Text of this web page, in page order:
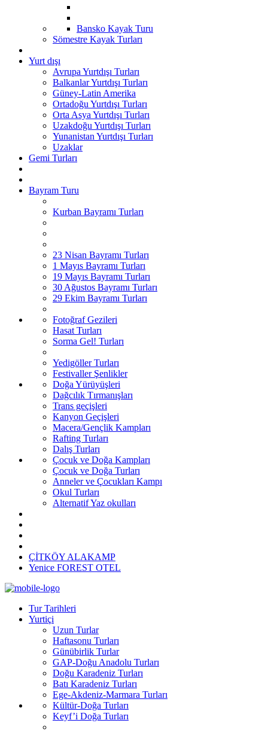
Bansko Kayak Turu
Sömestre Kayak Turları
Yurt dışı
Avrupa Yurtdışı Turları
Balkanlar Yurtdışı Turları
Güney-Latin Amerika
Ortadoğu Yurtdışı Turları
Orta Asya Yurtdışı Turları
Uzakdoğu Yurtdışı Turları
Yunanistan Yurtdışı Turları
Uzaklar
Gemi Turları
Bayram Turu
Kurban Bayramı Turları
23 Nisan Bayramı Turları
1 Mayıs Bayramı Turları
19 Mayıs Bayramı Turları
30 Ağustos Bayramı Turları
29 Ekim Bayramı Turları
Fotoğraf Gezileri
Hasat Turları
Sorma Gel! Turları
Yedigöller Turları
Festivaller Şenlikler
Doğa Yürüyüşleri
Dağcılık Tırmanışları
Trans geçişleri
Kanyon Geçişleri
Macera/Gençlik Kampları
Rafting Turları
Dalış Turları
Çocuk ve Doğa Kampları
Çocuk ve Doğa Turları
Anneler ve Çocukları Kampı
Okul Turları
Alternatif Yaz okulları
ÇİTKÖY ALAKAMP
Yenice FOREST OTEL
Tur Tarihleri
Yurtiçi
Uzun Turlar
Haftasonu Turları
Günübirlik Turlar
GAP-Doğu Anadolu Turları
Doğu Karadeniz Turları
Batı Karadeniz Turları
Ege-Akdeniz-Marmara Turları
Kültür-Doğa Turları
Keyf’i Doğa Turları